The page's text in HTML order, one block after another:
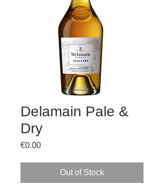
Delamain Pale &
Dry
€0.00Price
Out of Stock